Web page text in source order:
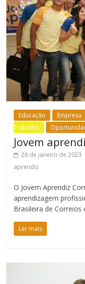
Educação Empresa
Trabalho
Jovem
26 de janeiro de 2023
aprendiz
O Jovem Aprendiz
aprendizagem
Brasileira de Correios
Ler mais